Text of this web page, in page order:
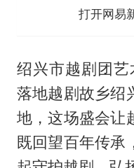
打开网易
绍兴市越剧团
落地越剧故乡绍
地，这场盛会让
既回望百年传承